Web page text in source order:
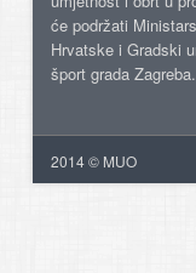
će podržati
Hrvatske i Gradski
šport grada Zagreba.
2014 © MUO